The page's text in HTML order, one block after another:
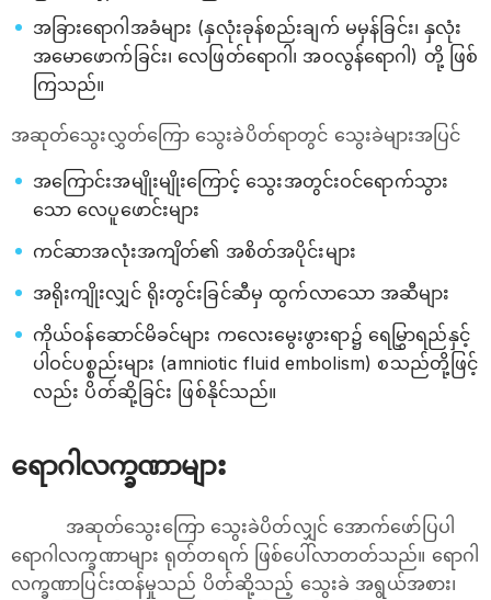
အခြားရောဂါအခံများ (နှလုံးခုန်စည်းချက် မမှန်ခြင်း၊ နှလုံး
အမောဖောက်ခြင်း၊ လေဖြတ်ရောဂါ၊ အဝလွန်ရောဂါ) တို့ ဖြစ်
ကြသည်။
အဆုတ်သွေးလွှတ်ကြော သွေးခဲပိတ်ရာတွင် သွေးခဲများအပြင်
အကြောင်းအမျိုးမျိုးကြောင့် သွေးအတွင်းဝင်ရောက်သွား
သော လေပူဖောင်းများ
ကင်ဆာအလုံးအကျိတ်၏ အစိတ်အပိုင်းများ
အရိုးကျိုးလျှင် ရိုးတွင်းခြင်ဆီမှ ထွက်လာသော အဆီများ
ကိုယ်ဝန်ဆောင်မိခင်များ ကလေးမွေးဖွားရာ၌ ရေမြွှာရည်နှင့်
ပါဝင်ပစ္စည်းများ (amniotic fluid embolism) စသည်တို့ဖြင့်
လည်း ပိတ်ဆို့ခြင်း ဖြစ်နိုင်သည်။
ရောဂါလက္ခဏာများ
အဆုတ်သွေးကြော သွေးခဲပိတ်လျှင် အောက်ဖော်ပြပါ
ရောဂါလက္ခဏာများ ရုတ်တရက် ဖြစ်ပေါ်လာတတ်သည်။ ရောဂါ
လက္ခဏာပြင်းထန်မှုသည် ပိတ်ဆို့သည့် သွေးခဲ အရွယ်အစား၊